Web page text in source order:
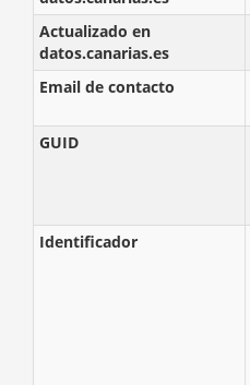
Actualizado en
datos.canarias.es
Email de contacto
GUID
Identificador